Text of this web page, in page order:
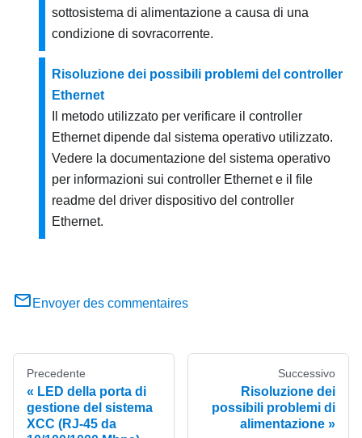
sottosistema di alimentazione a causa di una
condizione di sovracorrente.
Risoluzione dei possibili problemi del controller
Ethernet
Il metodo utilizzato per verificare il controller
Ethernet dipende dal sistema operativo utilizzato.
Vedere la documentazione del sistema operativo
per informazioni sui controller Ethernet e il file
readme del driver dispositivo del controller
Ethernet.
Envoyer des commentaires
Precedente
LED della porta di
gestione del sistema
XCC (RJ-45 da
Successivo
Risoluzione dei
possibili problemi di
alimentazione